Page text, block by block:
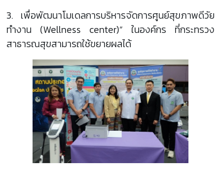
3. เพื่อพัฒนาโมเดลการบริหารจัดการศูนย์สุขภาพดีวัย
ทำงาน (Wellness center)” ในองค์กร ที่กระทรวง
สาธารณสุขสามารถใช้ขยายผลได้